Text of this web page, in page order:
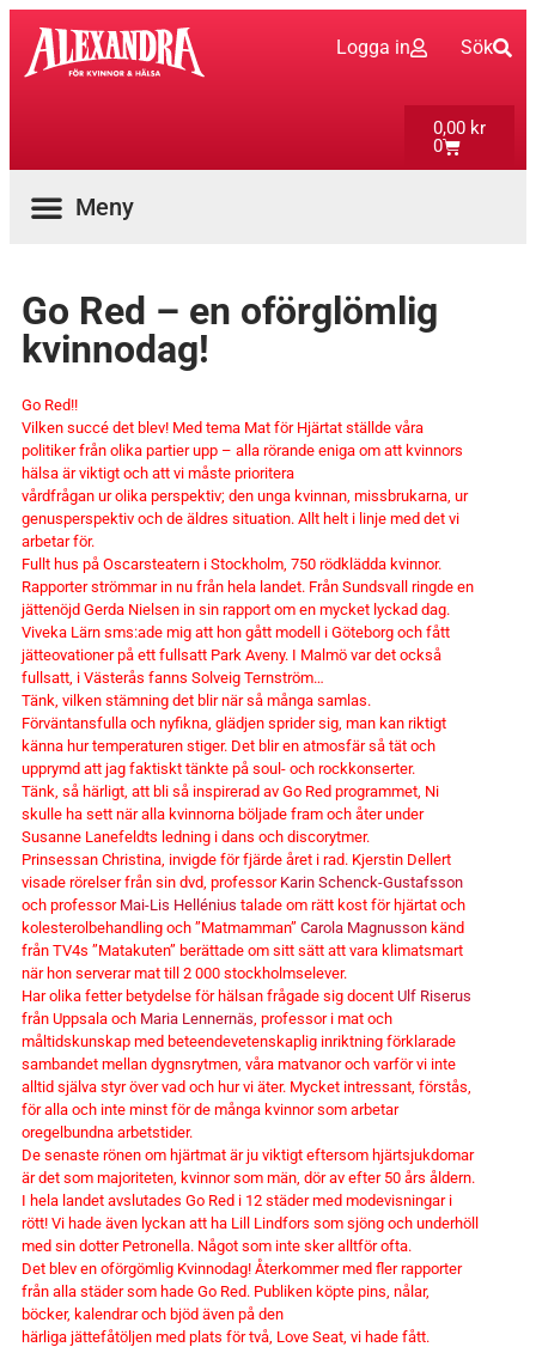
Logga in Sök
0,00 kr
0
Go Red – en oförglömlig
kvinnodag!
Go Red!!
Vilken succé det blev! Med tema Mat för Hjärtat ställde våra
politiker från olika partier upp – alla rörande eniga om att kvinnors
hälsa är viktigt och att vi måste prioritera
vårdfrågan ur olika perspektiv; den unga kvinnan, missbrukarna, ur
genusperspektiv och de äldres situation. Allt helt i linje med det vi
arbetar för.
Fullt hus på Oscarsteatern i Stockholm, 750 rödklädda kvinnor.
Rapporter strömmar in nu från hela landet. Från Sundsvall ringde en
jättenöjd Gerda Nielsen in sin rapport om en mycket lyckad dag.
Viveka Lärn sms:ade mig att hon gått modell i Göteborg och fått
jätteovationer på ett fullsatt Park Aveny. I Malmö var det också
fullsatt, i Västerås fanns Solveig Ternström…
Tänk, vilken stämning det blir när så många samlas.
Förväntansfulla och nyfikna, glädjen sprider sig, man kan riktigt
känna hur temperaturen stiger. Det blir en atmosfär så tät och
upprymd att jag faktiskt tänkte på soul- och rockkonserter.
Tänk, så härligt, att bli så inspirerad av Go Red programmet, Ni
skulle ha sett när alla kvinnorna böljade fram och åter under
Susanne Lanefeldts ledning i dans och discorytmer.
Prinsessan Christina, invigde för fjärde året i rad. Kjerstin Dellert
visade rörelser från sin dvd, professor Karin Schenck-Gustafsson
och professor Mai-Lis Hellénius talade om rätt kost för hjärtat och
kolesterolbehandling och ”Matmamman” Carola Magnusson känd
från TV4s ”Matakuten” berättade om sitt sätt att vara klimatsmart
när hon serverar mat till 2 000 stockholmselever.
Har olika fetter betydelse för hälsan frågade sig docent Ulf Riserus
från Uppsala och Maria Lennernäs, professor i mat och
måltidskunskap med beteendevetenskaplig inriktning förklarade
sambandet mellan dygnsrytmen, våra matvanor och varför vi inte
alltid själva styr över vad och hur vi äter. Mycket intressant, förstås,
för alla och inte minst för de många kvinnor som arbetar
oregelbundna arbetstider.
De senaste rönen om hjärtmat är ju viktigt eftersom hjärtsjukdomar
är det som majoriteten, kvinnor som män, dör av efter 50 års åldern.
I hela landet avslutades Go Red i 12 städer med modevisningar i
rött! Vi hade även lyckan att ha Lill Lindfors som sjöng och underhöll
med sin dotter Petronella. Något som inte sker alltför ofta.
Det blev en oförgömlig Kvinnodag! Återkommer med fler rapporter
från alla städer som hade Go Red. Publiken köpte pins, nålar,
böcker, kalendrar och bjöd även på den
härliga jättefåtöljen med plats för två, Love Seat, vi hade fått.